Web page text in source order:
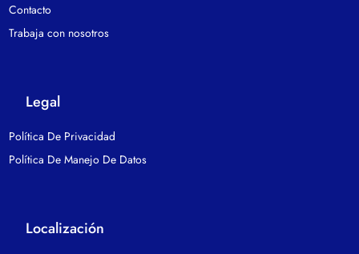
Contacto
Trabaja con nosotros
Legal
Política De Privacidad
Política De Manejo De Datos
Localización